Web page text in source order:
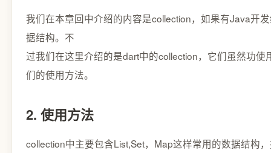
我们在本章回中介绍的内容是collection，如果有Java开
据结构。不
过我们在这里介绍的是dart中的collection，它们虽然功
们的使用方法。
2. 使用方法
collection中主要包含List,Set，Map这样常用的数据结构